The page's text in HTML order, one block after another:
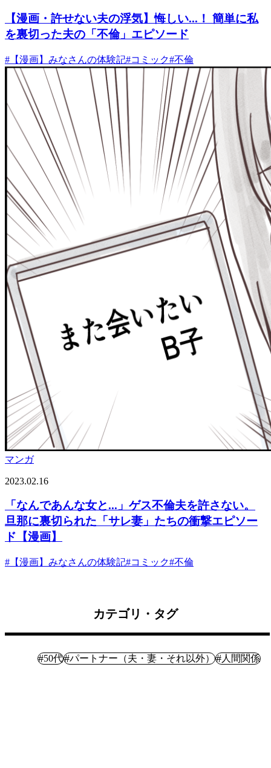
【漫画・許せない夫の浮気】悔しい...！ 簡単に私
を裏切った夫の「不倫」エピソード
# 【漫画】みなさんの体験記#コミック#不倫
マンガ
2023.02.16
「なんであんな女と...」ゲス不倫夫を許さない。
旦那に裏切られた「サレ妻」たちの衝撃エピソー
ド【漫画】
# 【漫画】みなさんの体験記#コミック#不倫
カテゴリ・タグ
#50代#パートナー（夫・妻・それ以外）#人間関係